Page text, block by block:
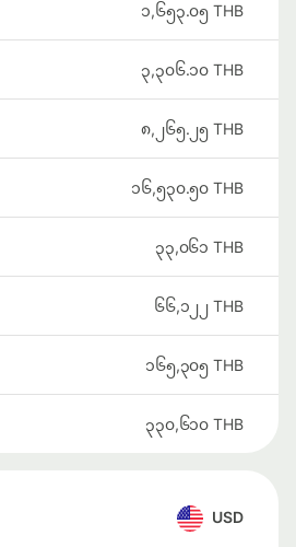
၁,၆၅၃.၀၅ THB
၃,၃၀၆.၁၀ THB
၈,၂၆၅.၂၅ THB
၁၆,၅၃၀.၅၀ THB
၃၃,၀၆၁ THB
၆၆,၁၂၂ THB
၁၆၅,၃၀၅ THB
၃၃၀,၆၁၀ THB
USD